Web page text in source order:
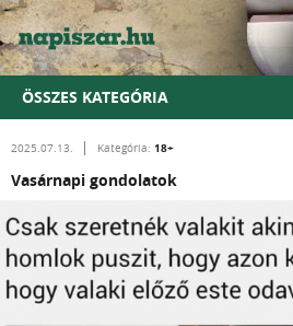
ÖSSZES KATEGÓRIA
2025.07.13. Kategória: 18+
Vasárnapi gondolatok